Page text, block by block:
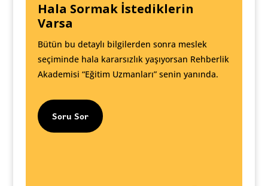
Hala Sormak İstediklerin
Varsa
Bütün bu detaylı bilgilerden sonra meslek
seçiminde hala kararsızlık yaşıyorsan Rehberlik
Akademisi “Eğitim Uzmanları” senin yanında.
Soru Sor